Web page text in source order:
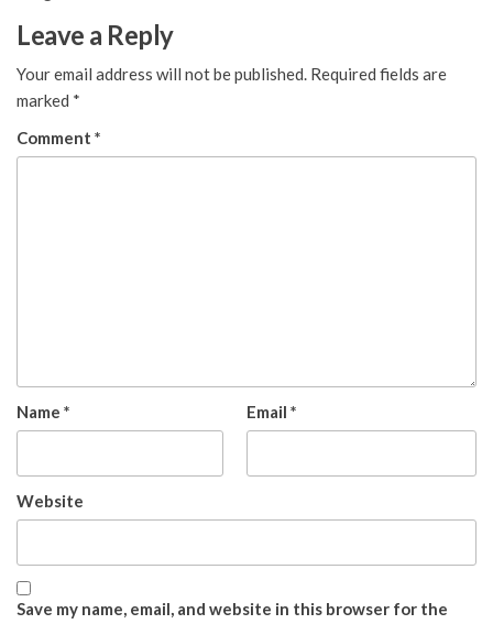
Leave a Reply
Your email address will not be published. Required fields are
marked *
Comment *
Name * Email *
Website
Save my name, email, and website in this browser for the